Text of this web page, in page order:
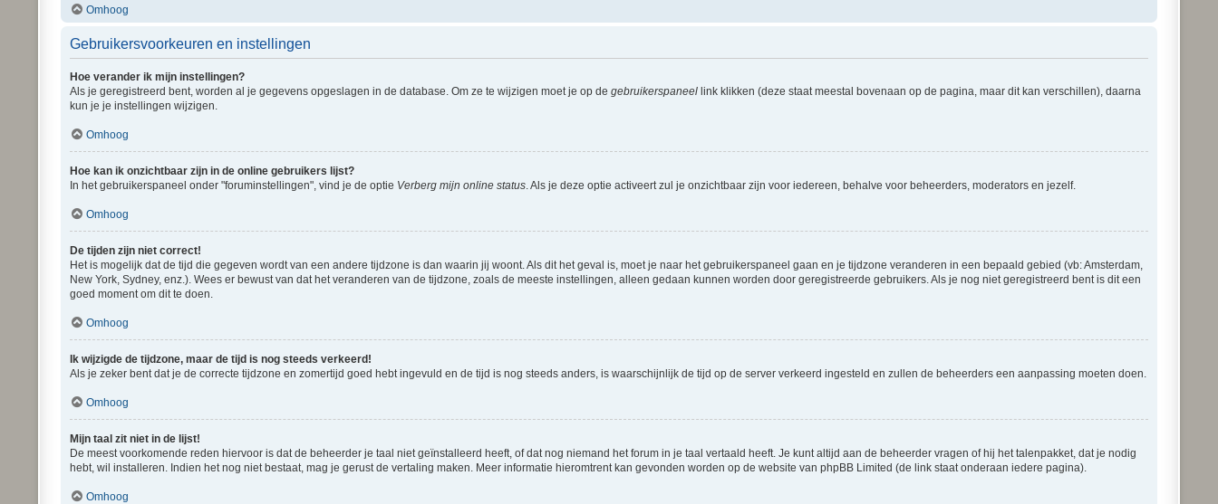
Omhoog
Gebruikersvoorkeuren en instellingen
Hoe verander ik mijn instellingen?
Als je geregistreerd bent, worden al je gegevens opgeslagen in de database. Om ze te wijzigen moet je op degebruikerspaneel link klikken (deze staat meestal bovenaan op de pagina, maar dit kan verschillen), daarna
kun je je instellingen wijzigen.
Omhoog
Hoe kan ik onzichtbaar zijn in de online gebruikers lijst?
In het gebruikerspaneel onder "foruminstellingen", vind je de optie Verberg mijn online status . Als je deze optie activeert zul je onzichtbaar zijn voor iedereen, behalve voor beheerders, moderators en jezelf.
Omhoog
De tijden zijn niet correct!
Het is mogelijk dat de tijd die gegeven wordt van een andere tijdzone is dan waarin jij woont. Als dit het geval is, moet je naar het gebruikerspaneel gaan en je tijdzone veranderen in een bepaald gebied (vb: Amsterdam,
New York, Sydney, enz.). Wees er bewust van dat het veranderen van de tijdzone, zoals de meeste instellingen, alleen gedaan kunnen worden door geregistreerde gebruikers. Als je nog niet geregistreerd bent is dit een
goed moment om dit te doen.
Omhoog
Ik wijzigde de tijdzone, maar de tijd is nog steeds verkeerd!
Als je zeker bent dat je de correcte tijdzone en zomertijd goed hebt ingevuld en de tijd is nog steeds anders, is waarschijnlijk de tijd op de server verkeerd ingesteld en zullen de beheerders een aanpassing moeten doen.
Omhoog
Mijn taal zit niet in de lijst!
De meest voorkomende reden hiervoor is dat de beheerder je taal niet geïnstalleerd heeft, of dat nog niemand het forum in je taal vertaald heeft. Je kunt altijd aan de beheerder vragen of hij het talenpakket, dat je nodig
hebt, wil installeren. Indien het nog niet bestaat, mag je gerust de vertaling maken. Meer informatie hieromtrent kan gevonden worden op de website van phpBB Limited (de link staat onderaan iedere pagina).
Omhoog